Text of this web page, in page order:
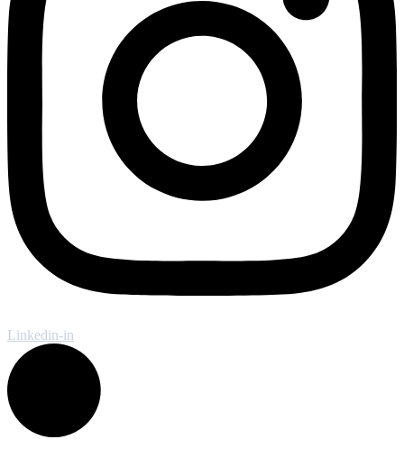
Linkedin-in